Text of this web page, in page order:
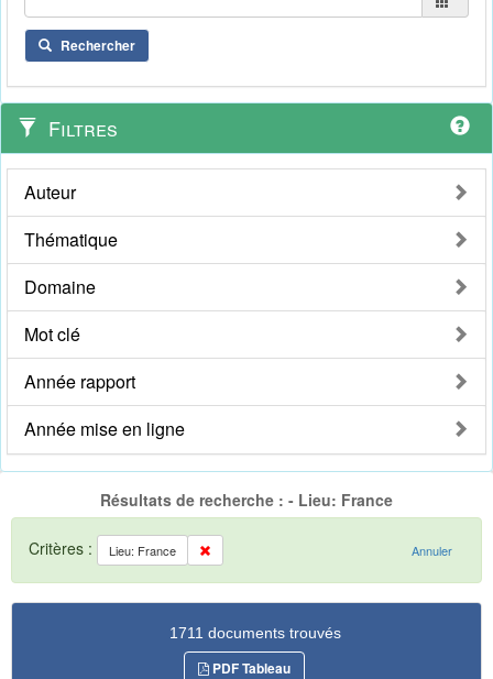
Rechercher
Filtres
Auteur
Thématique
Domaine
Mot clé
Année rapport
Année mise en ligne
Résultats de recherche : - Lieu: France
Critères : Lieu: France Annuler
1711 documents trouvés
PDF Tableau